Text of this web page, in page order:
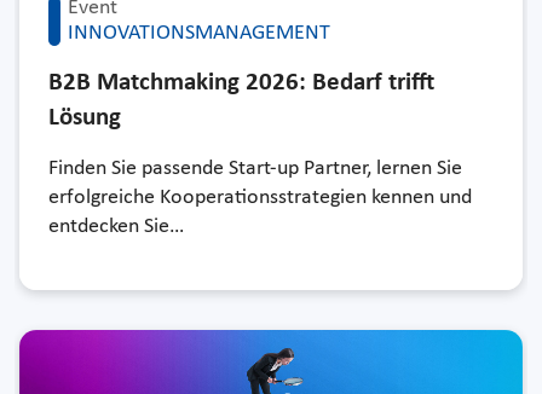
Event
INNOVATIONSMANAGEMENT
B2B Matchmaking 2026: Bedarf trifft
Lösung
Finden Sie passende Start-up Partner, lernen Sie
erfolgreiche Kooperationsstrategien kennen und
entdecken Sie…